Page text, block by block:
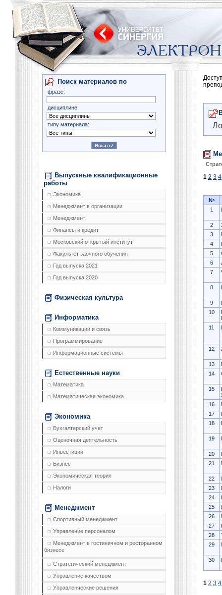
Поиск материалов по
фразе:
дисциплине:
типу материала:
Выпускные квалификационные
работы
Экономика
Менеджмент в организации
Менеджмент
Финансы и кредит
Московский открытый институт
Факультет заочного обучения
Год выпуска 2021
Год выпуска 2020
Физическая культура
Информатика
Коммуникации и связь
Программирование
Информационные системы
Естественные науки
Математика
Математическая экономика
Экономика
Бухгалтерский учет
Оценочная деятельность
Инвестиции
Бизнес
Экономическая теория
Налоги
Менеджмент
Спортивный менеджмент
Управление персоналом
Менеджмент в гостиничном и ресторанном
бизнесе
Стратегический менеджмент
Управление качеством
Управленческие решения
1 2 3 4
№
1
2
3
4
5
6
7
8
9
10
11
12
13
14
15
16
17
18
19
20
21
22
23
24
25
26
27
28
29
30
1 2 3 4